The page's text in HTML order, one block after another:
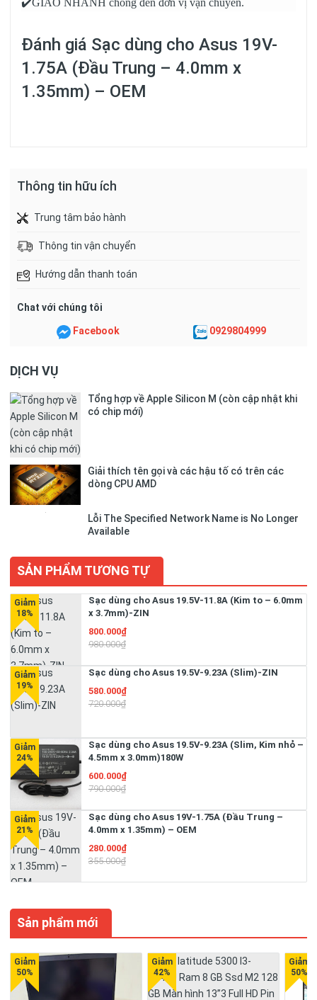
✔️GIAO NHANH chóng đến đơn vị vận chuyển.
Đánh giá Sạc dùng cho Asus 19V-
1.75A (Đầu Trung – 4.0mm x
1.35mm) – OEM
Thông tin hữu ích
Trung tâm bảo hành
Thông tin vận chuyển
Hướng dẫn thanh toán
Chat với chúng tôi
Facebook 0929804999
DỊCH VỤ
Tổng hợp về Apple Silicon M (còn cập nhật khi
có chip mới)
Giải thích tên gọi và các hậu tố có trên các
dòng CPU AMD
Lỗi The Specified Network Name is No Longer
Available
SẢN PHẨM TƯƠNG TỰ
Sạc dùng cho Asus 19.5V-11.8A (Kim to – 6.0mm
x 3.7mm)-ZIN
800.000₫
980.000₫
Sạc dùng cho Asus 19.5V-9.23A (Slim)-ZIN
580.000₫
720.000₫
Sạc dùng cho Asus 19.5V-9.23A (Slim, Kim nhỏ –
4.5mm x 3.0mm)180W
600.000₫
790.000₫
Sạc dùng cho Asus 19V-1.75A (Đầu Trung –
4.0mm x 1.35mm) – OEM
280.000₫
355.000₫
Sản phẩm mới